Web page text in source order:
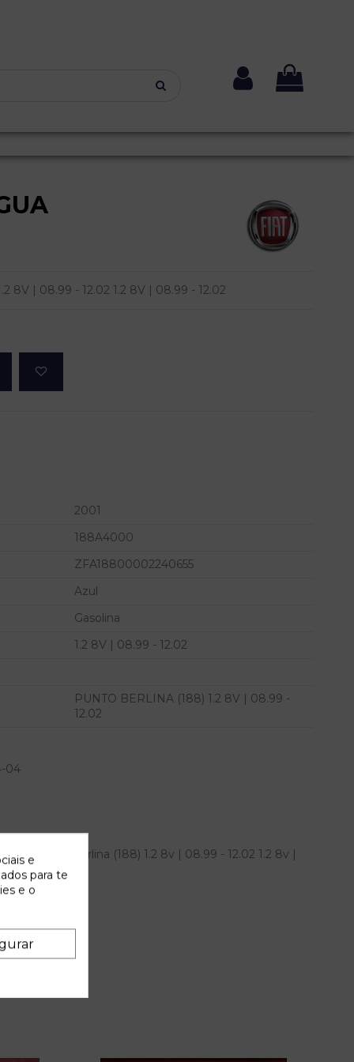
8V | 08.99 - 12.02 1.2 8V | 08.99 - 12.02
2001
188A4000
ZFA18800002240655
Azul
Gasolina
1.2 8V | 08.99 - 12.02
PUNTO BERLINA (188) 1.2 8V | 08.99 -
12.02
04
fiat punto berlina (188) 1.2 8v | 08.99 - 12.02 1.2 8v |
e
para te
e o